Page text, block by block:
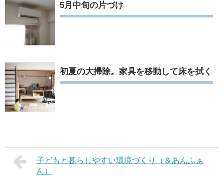
5月中旬の片づけ
初夏の大掃除。家具を移動して床を拭く
子どもと暮らしやすい環境づくり（＆あんふぁ
ん）